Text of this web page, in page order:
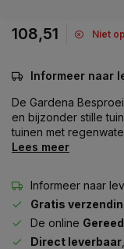
108,51 Niet
Informeer naar
De Gardena
en bijzonder stille
tuinen met
Lees meer
Informeer naar
Gratis
De online
Direct leverbaar